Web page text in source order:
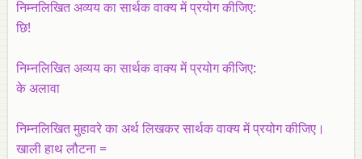
निम्‍नलिखित अव्यय का सार्थक वाक्‍य में प्रयोग कीजिए:
छि!
निम्‍नलिखित अव्यय का सार्थक वाक्‍य में प्रयोग कीजिए:
के अलावा
निम्‍नलिखित मुहावरे का अर्थ लिखकर सार्थक वाक्‍य में प्रयोग कीजिए।
खाली हाथ लौटना =